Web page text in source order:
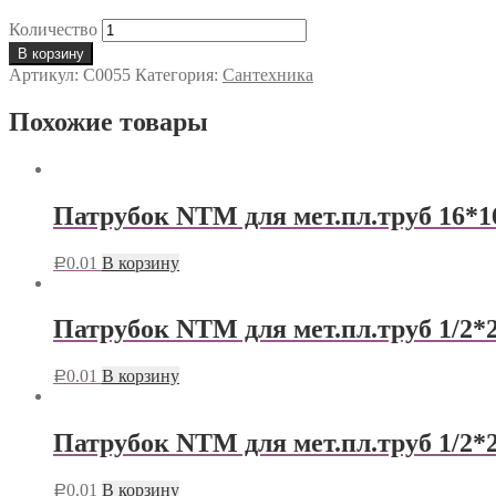
Количество
В корзину
Артикул: С0055 Категория: Сантехника
Похожие товары
Патрубок NTM для мет.пл.труб
Р0.01 В корзину
Патрубок NTM для мет.пл.труб 1/
Р0.01 В корзину
Патрубок NTM для мет.пл.труб 1/
Р0.01 В корзину